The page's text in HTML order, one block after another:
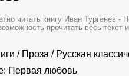
читать книгу Иван Тургенев
прочитать весь
/ Проза / Русская
Первая любовь